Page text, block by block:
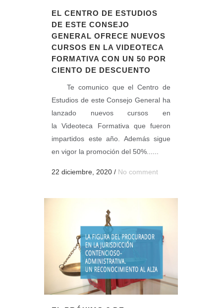
EL CENTRO DE ESTUDIOS
DE ESTE CONSEJO
GENERAL OFRECE NUEVOS
CURSOS EN LA VIDEOTECA
FORMATIVA CON UN 50 POR
CIENTO DE DESCUENTO
Te comunico que el Centro de
Estudios de este Consejo General ha
lanzado nuevos cursos en
la Videoteca Formativa que fueron
impartidos este año. Además sigue
en vigor la promoción del 50%......
22 diciembre, 2020 / No comment